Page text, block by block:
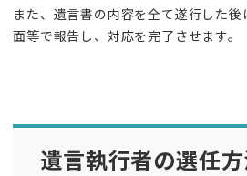
また、遺言書の内容を全て遂行した
面等で報告し、対応を完了させます。
遺言執行者の選任